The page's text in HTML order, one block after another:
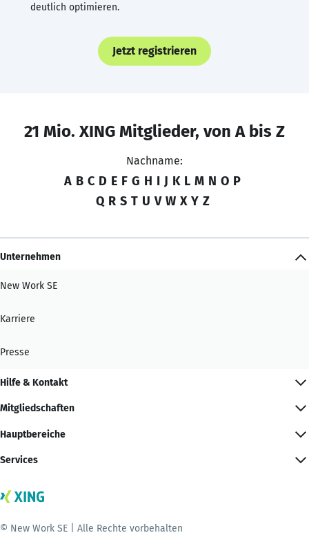
deutlich optimieren.
Jetzt registrieren
21 Mio. XING Mitglieder, von A bis Z
Nachname:
A B C D E F G H I J K L M N O P
Q R S T U V W X Y Z
Unternehmen
New Work SE
Karriere
Presse
Hilfe & Kontakt
Mitgliedschaften
Hauptbereiche
Services
© New Work SE | Alle Rechte vorbehalten